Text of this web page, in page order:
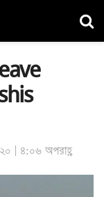
| ৪:০৬ অপরাহ্ণ